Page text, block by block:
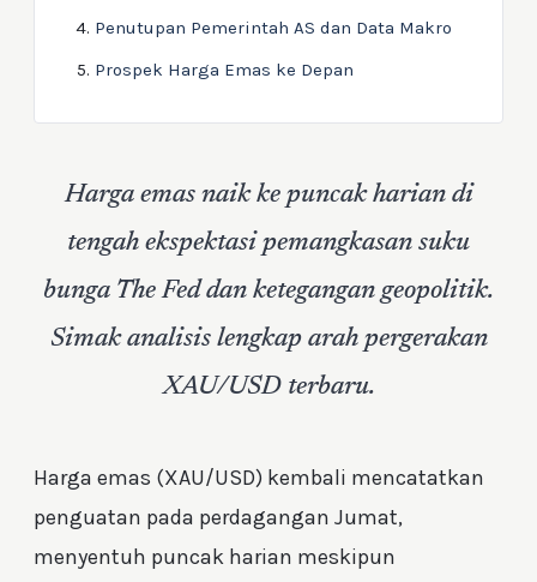
Penutupan Pemerintah AS dan Data Makro
Prospek Harga Emas ke Depan
Harga emas naik ke puncak harian di
tengah ekspektasi pemangkasan suku
bunga The Fed dan ketegangan geopolitik.
Simak analisis lengkap arah pergerakan
XAU/USD terbaru.
Harga emas (XAU/USD) kembali mencatatkan
penguatan pada perdagangan Jumat,
menyentuh puncak harian meskipun